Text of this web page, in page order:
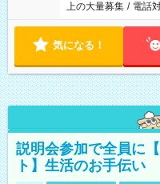
上の大量募集 / 電話
気になる！
説明会参加で全員に
ト】生活のお手伝い